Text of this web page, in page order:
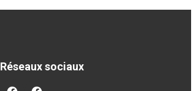
Réseaux sociaux